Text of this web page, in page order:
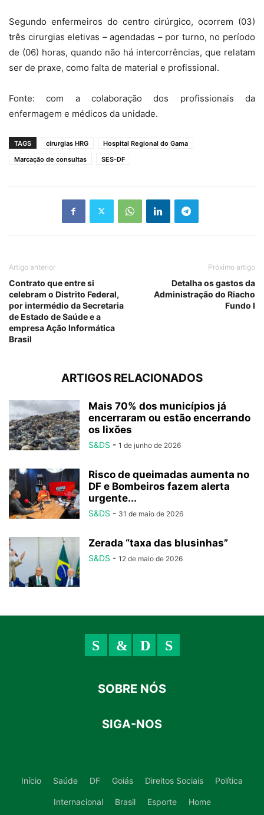
Segundo enfermeiros do centro cirúrgico, ocorrem (03)
três cirurgias eletivas – agendadas – por turno, no período
de (06) horas, quando não há intercorrências, que relatam
ser de praxe, como falta de material e profissional.
Fonte: com a colaboração dos profissionais da
enfermagem e médicos da unidade.
TAGS cirurgias HRG
Hospital Regional do Gama
Marcação de consultas
SES-DF
Artigo anterior
Contrato que entre si
celebram o Distrito Federal,
por intermédio da Secretaria
de Estado de Saúde e a
empresa Ação Informática
Brasil
Próximo artigo
Detalha os gastos da
Administração do Riacho
Fundo I
ARTIGOS RELACIONADOS
Mais 70% dos municípios já
encerraram ou estão encerrando
os lixões
S&DS - 1 de junho de 2026
Risco de queimadas aumenta no
DF e Bombeiros fazem alerta
urgente...
S&DS - 31 de maio de 2026
Zerada “taxa das blusinhas”
S&DS - 12 de maio de 2026
SOBRE NÓS
SIGA-NOS
Início Saúde DF Goiás Direitos Sociais Política
Internacional Brasil Esporte Home